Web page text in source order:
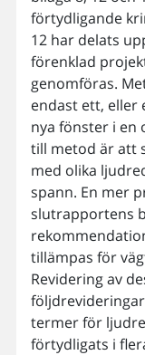
förtydligande
12 har delats
förenklad
genomföras.
endast ett, eller
nya fönster i en
till metod är att
med olika
spann. En mer
slutrapportens
tillämpas för
Revidering av
termer för
förtydligats i